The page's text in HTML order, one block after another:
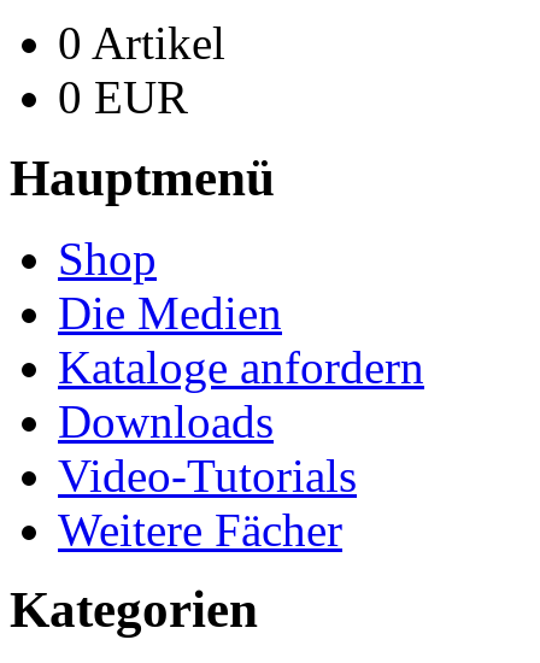
0 Artikel
0 EUR
Hauptmenü
Shop
Die Medien
Kataloge anfordern
Downloads
Video-Tutorials
Weitere Fächer
Kategorien